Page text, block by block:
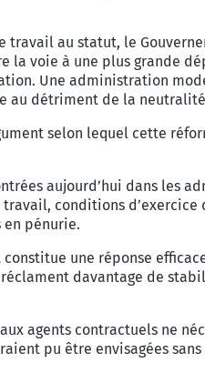
travail au statut, le
voie à une plus grande
Une administration
au détriment de la
selon lequel cette
aujourd’hui dans les
conditions
pénurie.
une réponse
davantage de
agents contractuels ne
pu être envisagées